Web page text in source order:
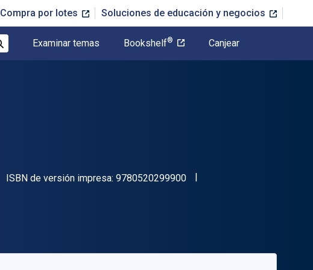
Compra por lotes Soluciones de educación y negocios
Examinar temas Bookshelf® Canjear
ISBN de versión impresa: 9780520299900"ISBN-13 9780520299900"